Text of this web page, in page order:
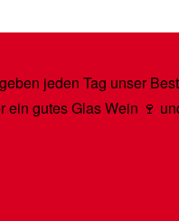
jeden Tag unser
ein gutes Glas Wein 🍷